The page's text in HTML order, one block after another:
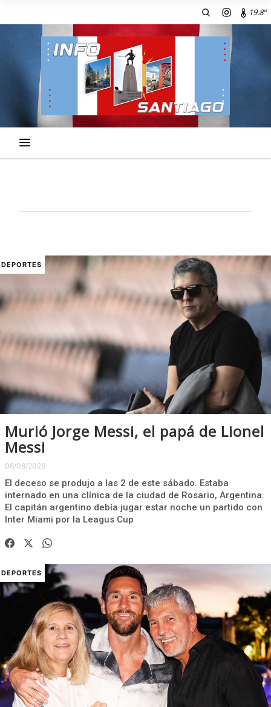
19.8º
DEPORTES
Murió Jorge Messi, el papá de Lionel
Messi
08/08/2026
El deceso se produjo a las 2 de este sábado. Estaba
internado en una clínica de la ciudad de Rosario, Argentina.
El capitán argentino debía jugar estar noche un partido con
Inter Miami por la Leagus Cup
DEPORTES